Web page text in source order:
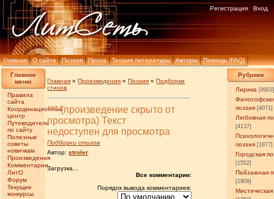
Главная О сайте Поэзия Проза Теория литературы Авторы Помощь (FAQ)
Регистрация Вход
Главное
меню
Правила
сайта
Координационный
центр
Путеводитель
по сайту
Полезные
советы
новичкам
Произведения
Комментарии
ЛитО
Форум
Текущие
конкурсы
Рубрики
Лирика
поэзия [4071]
Любовная
[4137]
поэзия [1877]
Городская
[1552]
Пейзажная
[1909]
Мистическая
Главная »Произведения »Поэзия »Подборки
стихов
*** (произведение скрыто от
просмотра) Текст
недоступен для просмотра
Подборки стихов
Автор:stroler
Загрузка...
Все комментарии:
Порядок вывода комментариев: